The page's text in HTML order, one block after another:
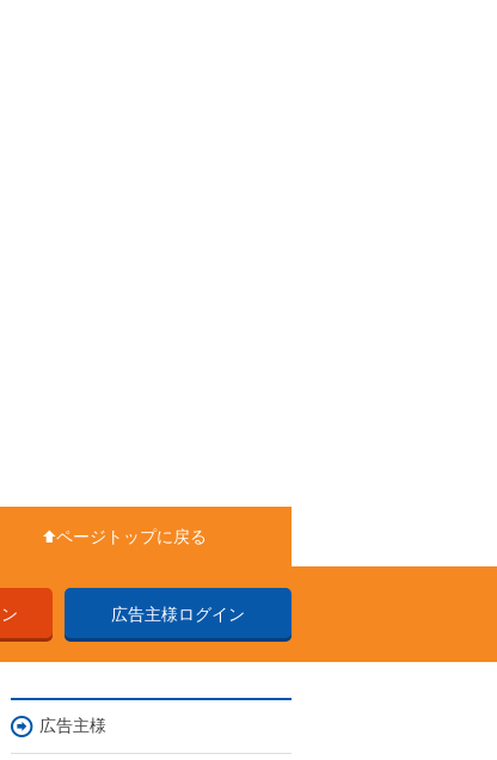
ページトップに戻る
広告主様ログイン
広告主様